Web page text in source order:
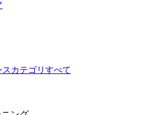
カテゴリすべて